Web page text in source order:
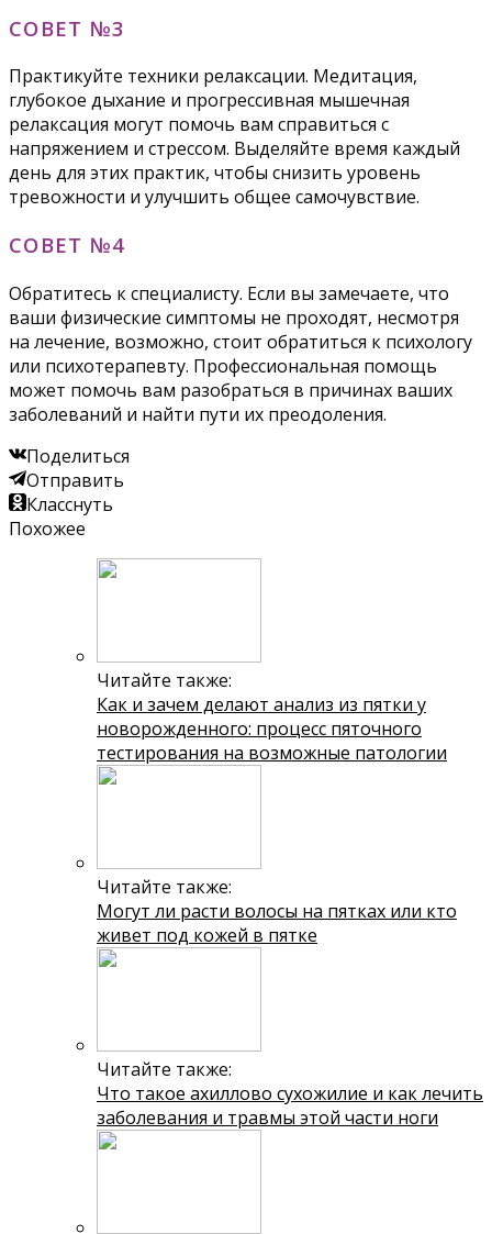
СОВЕТ №3
Практикуйте техники релаксации. Медитация,
глубокое дыхание и прогрессивная мышечная
релаксация могут помочь вам справиться с
напряжением и стрессом. Выделяйте время каждый
день для этих практик, чтобы снизить уровень
тревожности и улучшить общее самочувствие.
СОВЕТ №4
Обратитесь к специалисту. Если вы замечаете, что
ваши физические симптомы не проходят, несмотря
на лечение, возможно, стоит обратиться к психологу
или психотерапевту. Профессиональная помощь
может помочь вам разобраться в причинах ваших
заболеваний и найти пути их преодоления.
Поделиться
Отправить
Класснуть
Похожее
Читайте также:
Как и зачем делают анализ из пятки у
новорожденного: процесс пяточного
тестирования на возможные патологии
Читайте также:
Могут ли расти волосы на пятках или кто
живет под кожей в пятке
Читайте также:
Что такое ахиллово сухожилие и как лечить
заболевания и травмы этой части ноги